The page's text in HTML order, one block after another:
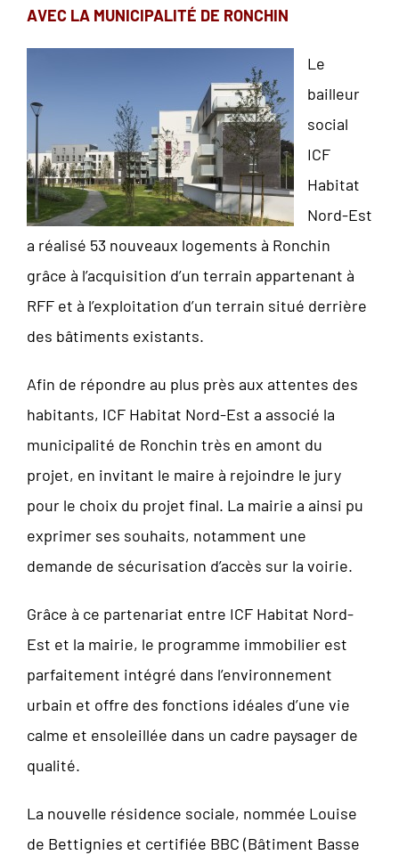
AVEC LA MUNICIPALITÉ DE RONCHIN
Le
bailleur
social
ICF
Habitat
Nord-Est
a réalisé 53 nouveaux logements à Ronchin
grâce à l’acquisition d’un terrain appartenant à
RFF et à l’exploitation d’un terrain situé derrière
des bâtiments existants.
Afin de répondre au plus près aux attentes des
habitants, ICF Habitat Nord-Est a associé la
municipalité de Ronchin très en amont du
projet, en invitant le maire à rejoindre le jury
pour le choix du projet final. La mairie a ainsi pu
exprimer ses souhaits, notamment une
demande de sécurisation d’accès sur la voirie.
Grâce à ce partenariat entre ICF Habitat Nord-
Est et la mairie, le programme immobilier est
parfaitement intégré dans l’environnement
urbain et offre des fonctions idéales d’une vie
calme et ensoleillée dans un cadre paysager de
qualité.
La nouvelle résidence sociale, nommée Louise
de Bettignies et certifiée BBC (Bâtiment Basse